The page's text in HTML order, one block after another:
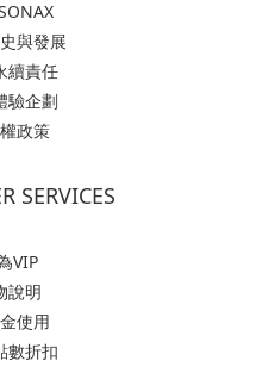
與發展
續責任
驗企劃
政策
SERVICES
VIP
說明
使用
數折扣